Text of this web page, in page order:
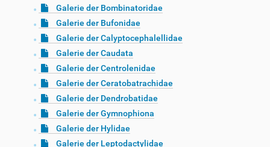
Galerie der Bombinatoridae
Galerie der Bufonidae
Galerie der Calyptocephalellidae
Galerie der Caudata
Galerie der Centrolenidae
Galerie der Ceratobatrachidae
Galerie der Dendrobatidae
Galerie der Gymnophiona
Galerie der Hylidae
Galerie der Leptodactylidae